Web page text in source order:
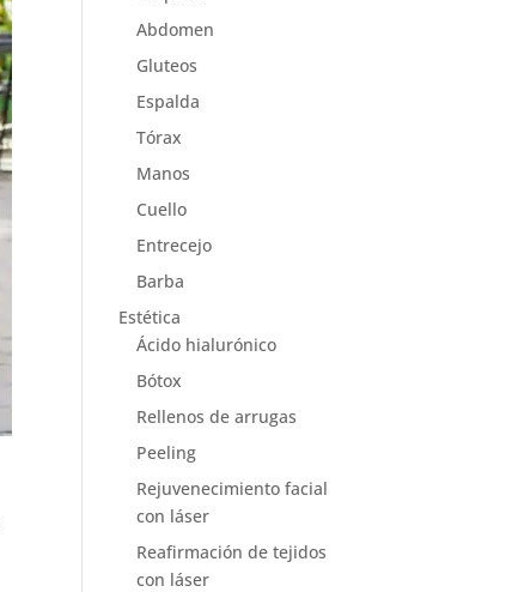
Abdomen
Gluteos
Espalda
Tórax
Manos
Cuello
Entrecejo
Barba
Estética
Ácido hialurónico
Bótox
Rellenos de arrugas
Peeling
Rejuvenecimiento facial
con láser
Reafirmación de tejidos
con láser